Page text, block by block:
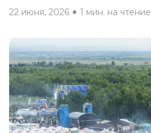
22 июня, 2026 1 мин. на чтение